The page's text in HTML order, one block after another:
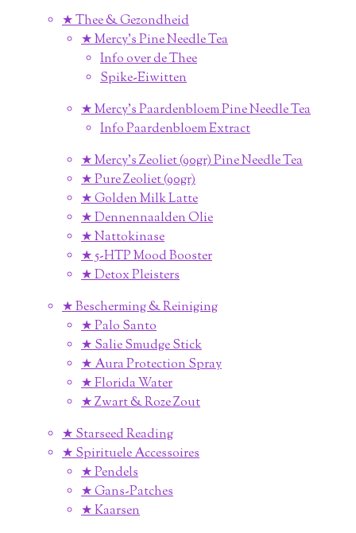
★ Thee & Gezondheid
★ Mercy's Pine Needle Tea
Info over de Thee
Spike-Eiwitten
★ Mercy's Paardenbloem Pine Needle Tea
Info Paardenbloem Extract
★ Mercy's Zeoliet (90gr) Pine Needle Tea
★ Pure Zeoliet (90gr)
★ Golden Milk Latte
★ Dennennaalden Olie
★ Nattokinase
★ 5-HTP Mood Booster
★ Detox Pleisters
★ Bescherming & Reiniging
★ Palo Santo
★ Salie Smudge Stick
★ Aura Protection Spray
★ Florida Water
★ Zwart & Roze Zout
★ Starseed Reading
★ Spirituele Accessoires
★ Pendels
★ Gans-Patches
★ Kaarsen